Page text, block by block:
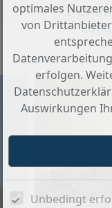
1-
optimales
von
erfolgen.
Auswirkungen
Unbedingt